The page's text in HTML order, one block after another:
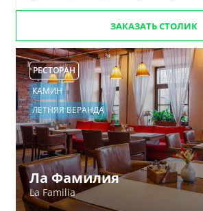
ЗАКАЗАТЬ СТОЛИК
РЕСТОРАН
КАМИН
ЛЕТНЯЯ ВЕРАНДА
Ла Фамилия
La Familia